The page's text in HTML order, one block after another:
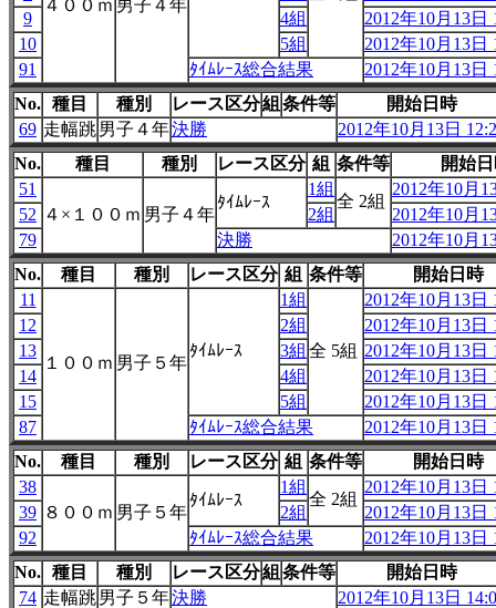
４００ｍ 男子４年
9
4組
2012年10月13日
10
5組
2012年10月13日
91
ﾀｲﾑﾚｰｽ総合結果
2012年10月13日
No. 種目 種別 レース区分組 条件等
開始日時
69 走幅跳男子４年決勝
2012年10月13日
No.
種目 種別 レース区分 組 条件等
開始
51
４×１００ｍ 男子４年
ﾀｲﾑﾚｰｽ
1組
全 2組
2012年10月
52
2組
2012年10月
79
決勝
2012年10月
No.
種目 種別 レース区分 組 条件等
開始日時
11
１００ｍ 男子５年
ﾀｲﾑﾚｰｽ
1組
全 5組
2012年10月13日
12
2組
2012年10月13日
13
3組
2012年10月13日
14
4組
2012年10月13日
15
5組
2012年10月13日
87
ﾀｲﾑﾚｰｽ総合結果
2012年10月13日
No.
種目 種別 レース区分 組 条件等
開始日時
38
８００ｍ 男子５年
ﾀｲﾑﾚｰｽ
1組
全 2組
2012年10月13日
39
2組
2012年10月13日
92
ﾀｲﾑﾚｰｽ総合結果
2012年10月13日
No. 種目 種別 レース区分組 条件等
開始日時
74 走幅跳男子５年決勝
2012年10月13日